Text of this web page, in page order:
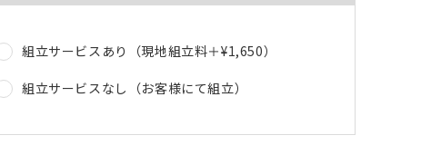
(F5)
組立サービスあり（現地組立料＋¥1,650）
組立サービスなし（お客様にて組立）
以上 チェーンウェイト加工について
片開き
2